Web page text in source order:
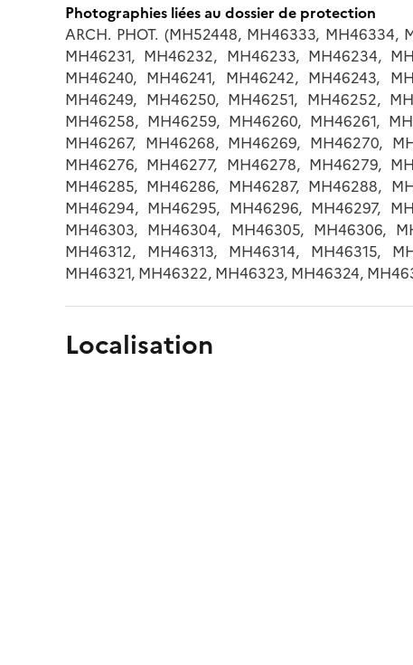
Photographies liées au dossier de protection
ARCH. PHOT. (MH52448, MH46333,
MH46231, MH46232, MH46233, MH46234,
MH46240, MH46241, MH46242, MH46243,
MH46249, MH46250, MH46251, MH46252,
MH46258, MH46259, MH46260, MH46261,
MH46267, MH46268, MH46269, MH46270,
MH46276, MH46277, MH46278, MH46279,
MH46285, MH46286, MH46287, MH46288,
MH46294, MH46295, MH46296, MH46297,
MH46303, MH46304, MH46305, MH46306,
MH46312, MH46313, MH46314, MH46315,
MH46321, MH46322, MH46323, MH46324,
Localisation